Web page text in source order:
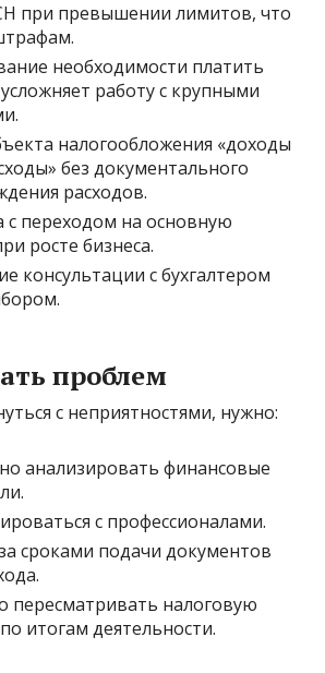
при превышении лимитов, что
необходимости платить
работу с крупными
налогообложения «доходы
без документального
расходов.
с переходом на основную
росте бизнеса.
консультации с бухгалтером
проблем
с неприятностями, нужно:
анализировать финансовые
с профессионалами.
сроками подачи документов
пересматривать налоговую
итогам деятельности.